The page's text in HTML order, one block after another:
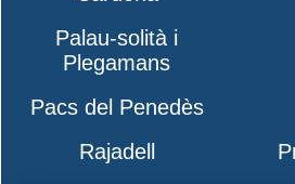
Palau-solità i
Plegamans
Pacs del Penedès
Rajadell